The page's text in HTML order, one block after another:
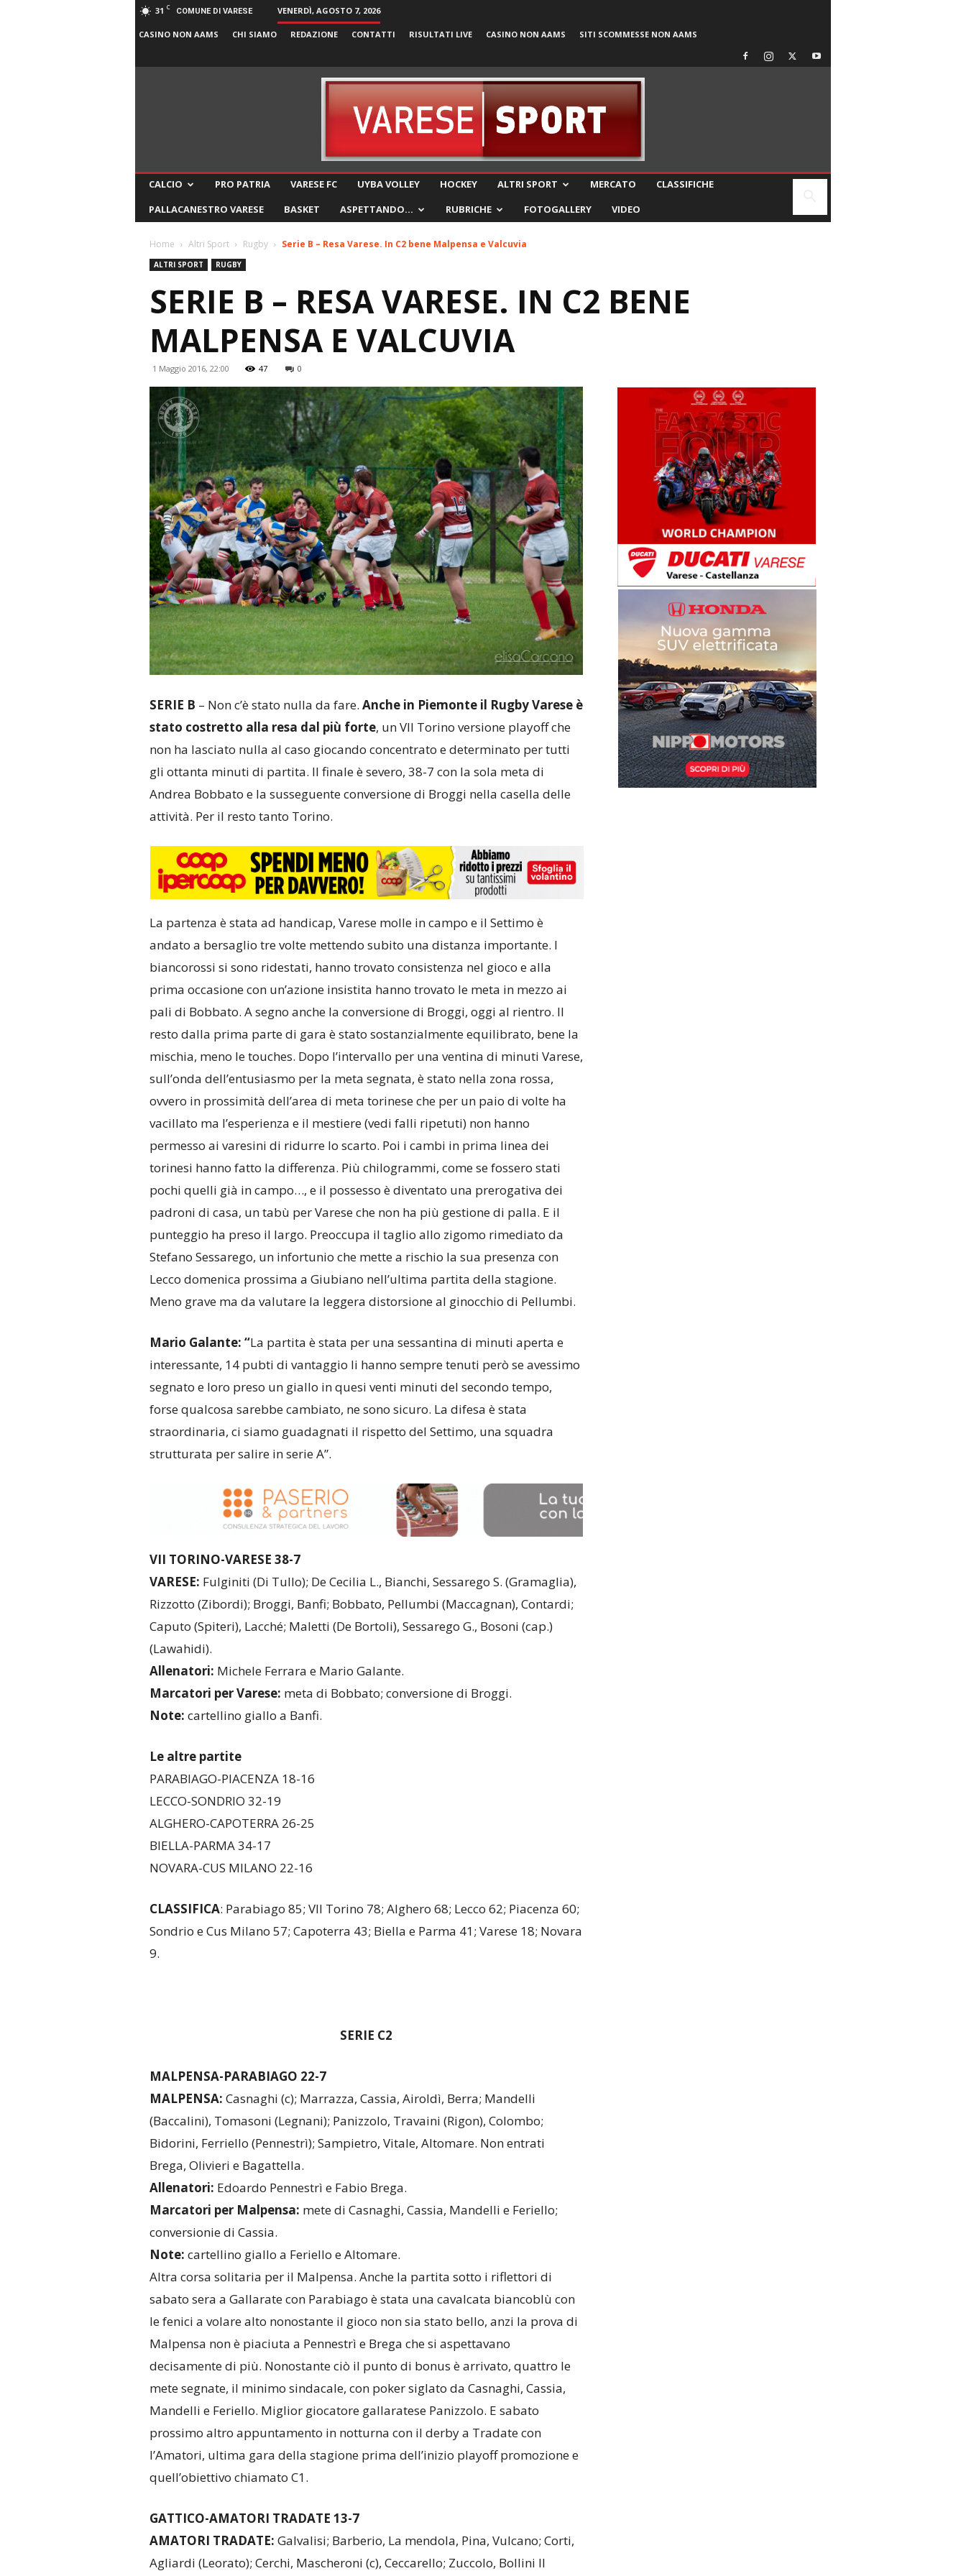
31 C COMUNE DI VARESE VENERDÌ, AGOSTO 7, 2026
CASINO NON AAMS CHI SIAMO REDAZIONE CONTATTI RISULTATI LIVE CASINO NON AAMS SITI SCOMMESSE NON AAMS
CALCIO PRO PATRIA VARESE FC UYBA VOLLEY HOCKEY ALTRI SPORT MERCATO
CLASSIFICHE
PALLACANESTRO VARESE
BASKET ASPETTANDO… RUBRICHE FOTOGALLERY VIDEO
Home Altri Sport Rugby Serie B – Resa Varese. In C2 bene Malpensa e Valcuvia
ALTRI SPORT RUGBY
SERIE B – RESA VARESE. IN C2 BENE
MALPENSA E VALCUVIA
1 Maggio 2016, 22:00 47 0
SERIE B – Non c’è stato nulla da fare. Anche in Piemonte il Rugby Varese è
stato costretto alla resa dal più forte, un VII Torino versione playoff che
non ha lasciato nulla al caso giocando concentrato e determinato per tutti
gli ottanta minuti di partita. Il finale è severo, 38-7 con la sola meta di
Andrea Bobbato e la susseguente conversione di Broggi nella casella delle
attività. Per il resto tanto Torino.
La partenza è stata ad handicap, Varese molle in campo e il Settimo è
andato a bersaglio tre volte mettendo subito una distanza importante. I
biancorossi si sono ridestati, hanno trovato consistenza nel gioco e alla
prima occasione con un’azione insistita hanno trovato le meta in mezzo ai
pali di Bobbato. A segno anche la conversione di Broggi, oggi al rientro. Il
resto dalla prima parte di gara è stato sostanzialmente equilibrato, bene la
mischia, meno le touches. Dopo l’intervallo per una ventina di minuti Varese,
sull’onda dell’entusiasmo per la meta segnata, è stato nella zona rossa,
ovvero in prossimità dell’area di meta torinese che per un paio di volte ha
vacillato ma l’esperienza e il mestiere (vedi falli ripetuti) non hanno
permesso ai varesini di ridurre lo scarto. Poi i cambi in prima linea dei
torinesi hanno fatto la differenza. Più chilogrammi, come se fossero stati
pochi quelli già in campo…, e il possesso è diventato una prerogativa dei
padroni di casa, un tabù per Varese che non ha più gestione di palla. E il
punteggio ha preso il largo. Preoccupa il taglio allo zigomo rimediato da
Stefano Sessarego, un infortunio che mette a rischio la sua presenza con
Lecco domenica prossima a Giubiano nell’ultima partita della stagione.
Meno grave ma da valutare la leggera distorsione al ginocchio di Pellumbi.
Mario Galante: “La partita è stata per una sessantina di minuti aperta e
interessante, 14 pubti di vantaggio li hanno sempre tenuti però se avessimo
segnato e loro preso un giallo in quesi venti minuti del secondo tempo,
forse qualcosa sarebbe cambiato, ne sono sicuro. La difesa è stata
straordinaria, ci siamo guadagnati il rispetto del Settimo, una squadra
strutturata per salire in serie A”.
VII TORINO-VARESE 38-7
VARESE: Fulginiti (Di Tullo); De Cecilia L., Bianchi, Sessarego S. (Gramaglia),
Rizzotto (Zibordi); Broggi, Banfi; Bobbato, Pellumbi (Maccagnan), Contardi;
Caputo (Spiteri), Lacché; Maletti (De Bortoli), Sessarego G., Bosoni (cap.)
(Lawahidi).
Allenatori: Michele Ferrara e Mario Galante.
Marcatori per Varese: meta di Bobbato; conversione di Broggi.
Note: cartellino giallo a Banfi.
Le altre partite
PARABIAGO-PIACENZA 18-16
LECCO-SONDRIO 32-19
ALGHERO-CAPOTERRA 26-25
BIELLA-PARMA 34-17
NOVARA-CUS MILANO 22-16
CLASSIFICA: Parabiago 85; VII Torino 78; Alghero 68; Lecco 62; Piacenza 60;
Sondrio e Cus Milano 57; Capoterra 43; Biella e Parma 41; Varese 18; Novara
9.
SERIE C2
MALPENSA-PARABIAGO 22-7
MALPENSA: Casnaghi (c); Marrazza, Cassia, Airoldì, Berra; Mandelli
(Baccalini), Tomasoni (Legnani); Panizzolo, Travaini (Rigon), Colombo;
Bidorini, Ferriello (Pennestrì); Sampietro, Vitale, Altomare. Non entrati
Brega, Olivieri e Bagattella.
Allenatori: Edoardo Pennestrì e Fabio Brega.
Marcatori per Malpensa: mete di Casnaghi, Cassia, Mandelli e Feriello;
conversionie di Cassia.
Note: cartellino giallo a Feriello e Altomare.
Altra corsa solitaria per il Malpensa. Anche la partita sotto i riflettori di
sabato sera a Gallarate con Parabiago è stata una cavalcata biancoblù con
le fenici a volare alto nonostante il gioco non sia stato bello, anzi la prova di
Malpensa non è piaciuta a Pennestrì e Brega che si aspettavano
decisamente di più. Nonostante ciò il punto di bonus è arrivato, quattro le
mete segnate, il minimo sindacale, con poker siglato da Casnaghi, Cassia,
Mandelli e Feriello. Miglior giocatore gallaratese Panizzolo. E sabato
prossimo altro appuntamento in notturna con il derby a Tradate con
l’Amatori, ultima gara della stagione prima dell’inizio playoff promozione e
quell’obiettivo chiamato C1.
GATTICO-AMATORI TRADATE 13-7
AMATORI TRADATE: Galvalisi; Barberio, La mendola, Pina, Vulcano; Corti,
Agliardi (Leorato); Cerchi, Mascheroni (c), Ceccarello; Zuccolo, Bollini II